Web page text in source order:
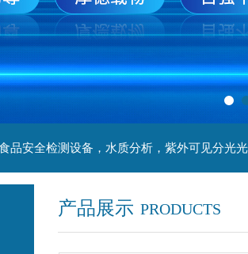
产品展示 PRODUCTS